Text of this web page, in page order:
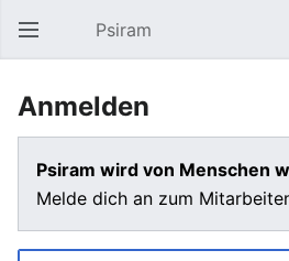
Hauptmenü öffnen Psiram
Anmelden
Psiram wird von Menschen
Melde dich an zum